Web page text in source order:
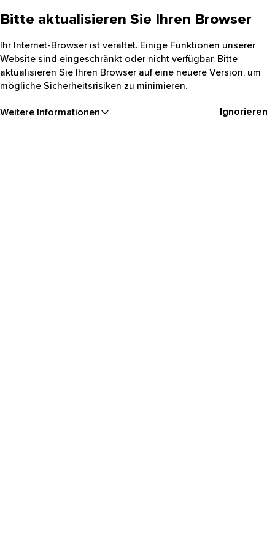
Bitte aktualisieren Sie Ihren Browser
Ihr Internet-Browser ist veraltet. Einige Funktionen unserer
Website sind eingeschränkt oder nicht verfügbar. Bitte
aktualisieren Sie Ihren Browser auf eine neuere Version, um
mögliche Sicherheitsrisiken zu minimieren.
Weitere Informationen Ignorieren